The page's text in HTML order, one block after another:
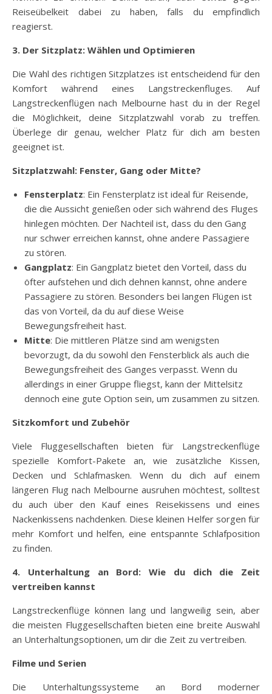
Reiseübelkeit dabei zu haben, falls du empfindlich
reagierst.
3. Der Sitzplatz: Wählen und Optimieren
Die Wahl des richtigen Sitzplatzes ist entscheidend für den
Komfort während eines Langstreckenfluges. Auf
Langstreckenflügen nach Melbourne hast du in der Regel
die Möglichkeit, deine Sitzplatzwahl vorab zu treffen.
Überlege dir genau, welcher Platz für dich am besten
geeignet ist.
Sitzplatzwahl: Fenster, Gang oder Mitte?
Fensterplatz: Ein Fensterplatz ist ideal für Reisende,
die die Aussicht genießen oder sich während des Fluges
hinlegen möchten. Der Nachteil ist, dass du den Gang
nur schwer erreichen kannst, ohne andere Passagiere
zu stören.
Gangplatz: Ein Gangplatz bietet den Vorteil, dass du
öfter aufstehen und dich dehnen kannst, ohne andere
Passagiere zu stören. Besonders bei langen Flügen ist
das von Vorteil, da du auf diese Weise
Bewegungsfreiheit hast.
Mitte: Die mittleren Plätze sind am wenigsten
bevorzugt, da du sowohl den Fensterblick als auch die
Bewegungsfreiheit des Ganges verpasst. Wenn du
allerdings in einer Gruppe fliegst, kann der Mittelsitz
dennoch eine gute Option sein, um zusammen zu sitzen.
Sitzkomfort und Zubehör
Viele Fluggesellschaften bieten für Langstreckenflüge
spezielle Komfort-Pakete an, wie zusätzliche Kissen,
Decken und Schlafmasken. Wenn du dich auf einem
längeren Flug nach Melbourne ausruhen möchtest, solltest
du auch über den Kauf eines Reisekissens und eines
Nackenkissens nachdenken. Diese kleinen Helfer sorgen für
mehr Komfort und helfen, eine entspannte Schlafposition
zu finden.
4. Unterhaltung an Bord: Wie du dich die Zeit
vertreiben kannst
Langstreckenflüge können lang und langweilig sein, aber
die meisten Fluggesellschaften bieten eine breite Auswahl
an Unterhaltungsoptionen, um dir die Zeit zu vertreiben.
Filme und Serien
Die Unterhaltungssysteme an Bord moderner